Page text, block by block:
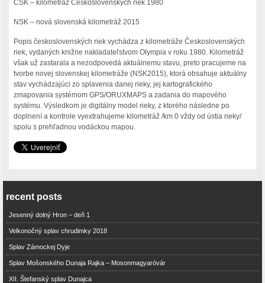
ČSK – kilometráž Československých riek 1980
NSK – nová slovenská kilometráž 2015
Popis československých riek vychádza z kilometráže Československých
riek, vydaných knižne nakladateľstvom Olympia v roku 1980. Kilometráž
však už zastarala a nezodpovedá aktuálnemu stavu, preto pracujeme na
tvorbe novej slovenskej kilometráže (NSK2015), ktorá obsahuje aktuálny
stav vychádzajúci zo splavenia danej rieky, jej kartografického
zmapovania systémom GPS/ORUXMAPS a zadania do mapového
systému. Výsledkom je digitálny model rieky, z ktorého následne po
doplnení a kontrole vyextrahujeme kilometráž /km 0 vždy od ústia rieky/
spolu s prehľadnou vodáckou mapou.
recent posts
Jesenný dolný Hron – deň 1
Velkonočný splav chrudimky 2018
Splav Zámockej Dyje
Splav Mošonského Dunaja Rajka – Mosonmagyaróvár
XII. Štefanský splav Dunajca